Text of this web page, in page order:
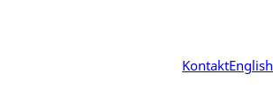
KontaktEnglish